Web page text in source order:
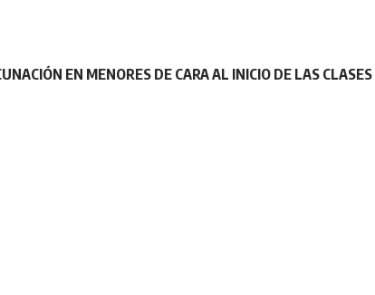
EN MENORES DE CARA AL INICIO DE LAS CLASES